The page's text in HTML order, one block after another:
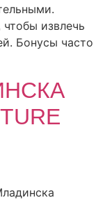
извлечь
Бонусы часто